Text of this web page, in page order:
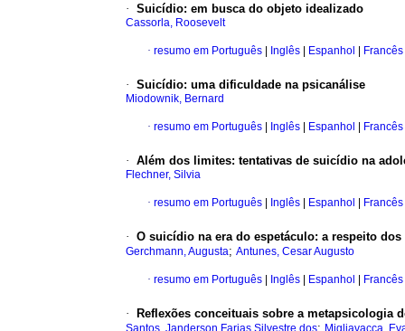
· Suicídio: em busca do objeto idealizado
Cassorla, Roosevelt
· resumo em Português Inglês Espanhol Francês
· Suicídio: uma dificuldade na psicanálise
Miodownik, Bernard
· resumo em Português Inglês Espanhol Francês
· Além dos limites: tentativas de suicídio na
Flechner, Silvia
· resumo em Português Inglês Espanhol Francês
· O suicídio na era do espetáculo: a respeito dos
Gerchmann, Augusta; Antunes, Cesar Augusto
· resumo em Português Inglês Espanhol Francês
· Reflexões conceituais sobre a metapsicologia
;